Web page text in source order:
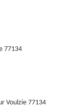
77134
Voulzie 77134